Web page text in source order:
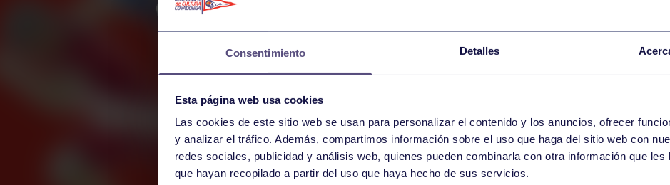
Consentimiento Detalles
Esta página web usa cookies
Las cookies de este sitio web se usan para personalizar el contenido y los anuncios, ofrecer
y analizar el tráfico. Además, compartimos información sobre el uso que haga del sitio web con
redes sociales, publicidad y análisis web, quienes pueden combinarla con otra información que les
que hayan recopilado a partir del uso que haya hecho de sus servicios.
17 MONDAY
APRIL